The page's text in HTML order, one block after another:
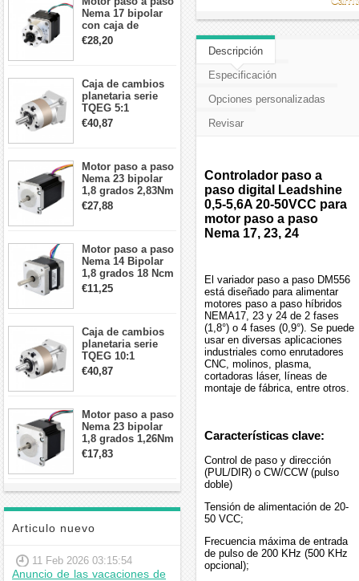
Nema 17 bipolar
con caja de
cambios planetaria
5:1 longitud 33mm
Robot CNC DIY
€28,20
Caja de cambios
planetaria serie
TQEG 5:1
contragolpe 15
arcmin para motor
€40,87
Motor paso a paso
Nema 23 bipolar
1,8 grados 2,83Nm
4A 2,26 V
57x57x84mm 8
€27,88
Motor paso a paso
Nema 14 Bipolar
1,8 grados 18 Ncm
0,8 A 5,74 V 35 x
35 x 34 mm 4
€11,25
Caja de cambios
planetaria serie
TQEG 10:1
contragolpe 15
arcmin para motor
€40,87
Motor paso a paso
Nema 23 bipolar
1,8 grados 1,26Nm
2,8A 2,5V
57x57x56mm 4
€17,83
Articulo nuevo
11 Feb 2026 03:15:54
Anuncio de las vacaciones de
Descripción
Especificación
Opciones personalizadas
Revisar
Controlador paso a
paso digital Leadshine
0,5-5,6A 20-50VCC para
motor paso a paso
Nema 17, 23, 24
El variador paso a paso DM556
está diseñado para alimentar
motores paso a paso híbridos
NEMA17, 23 y 24 de 2 fases
(1,8°) o 4 fases (0,9°). Se puede
usar en diversas aplicaciones
industriales como enrutadores
CNC, molinos, plasma,
cortadoras láser, líneas de
montaje de fábrica, entre otros.
Características clave:
Control de paso y dirección
(PUL/DIR) o CW/CCW (pulso
doble)
Tensión de alimentación de 20-
50 VCC;
Frecuencia máxima de entrada
de pulso de 200 KHz (500 KHz
opcional);